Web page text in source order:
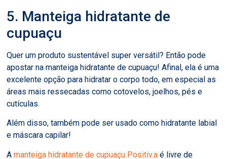
5. Manteiga hidratante de
cupuaçu
Quer um produto sustentável super versátil? Então pode
apostar na manteiga hidratante de cupuaçu! Afinal, ela é uma
excelente opção para hidratar o corpo todo, em especial as
áreas mais ressecadas como cotovelos, joelhos, pés e
cutículas.
Além disso, também pode ser usado como hidratante labial
e máscara capilar!
Amanteiga hidratante de cupuaçu Positiv.a é livre de